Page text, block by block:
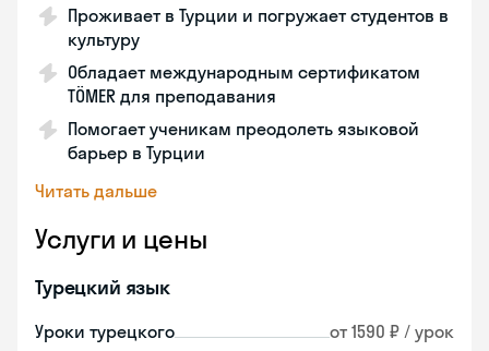
Проживает в Турции и погружает студентов в
культуру
Обладает международным сертификатом
TÖMER для преподавания
Помогает ученикам преодолеть языковой
барьер в Турции
Читать дальше
Услуги и цены
Турецкий язык
Уроки турецкого от 1590 ₽ / урок